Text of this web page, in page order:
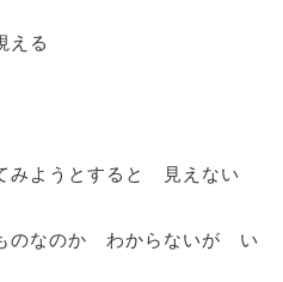
る
みようとすると 見えない
のなのか わからないが い